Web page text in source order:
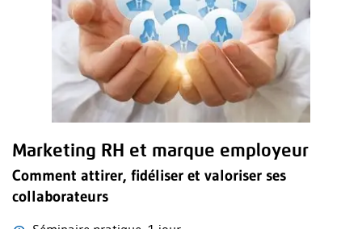
Marketing RH et marque employeur
Comment attirer, fidéliser et valoriser ses
collaborateurs